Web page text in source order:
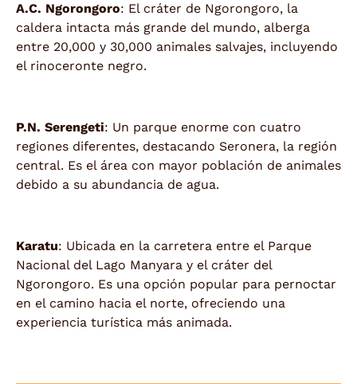
A.C. Ngorongoro: El cráter de Ngorongoro, la
caldera intacta más grande del mundo, alberga
entre 20,000 y 30,000 animales salvajes, incluyendo
el rinoceronte negro.
P.N. Serengeti: Un parque enorme con cuatro
regiones diferentes, destacando Seronera, la región
central. Es el área con mayor población de animales
debido a su abundancia de agua.
Karatu: Ubicada en la carretera entre el Parque
Nacional del Lago Manyara y el cráter del
Ngorongoro. Es una opción popular para pernoctar
en el camino hacia el norte, ofreciendo una
experiencia turística más animada.